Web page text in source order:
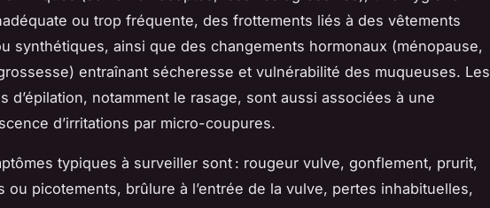
ou trop fréquente, des frottements liés à des vêtements
synthétiques, ainsi que des changements hormonaux (ménopause,
entraînant sécheresse et vulnérabilité des muqueuses. Les
d’épilation, notamment le rasage, sont aussi associées à une
d’irritations par micro-coupures.
typiques à surveiller sont : rougeur vulve, gonflement, prurit,
ou picotements, brûlure à l’entrée de la vulve, pertes inhabituelles,